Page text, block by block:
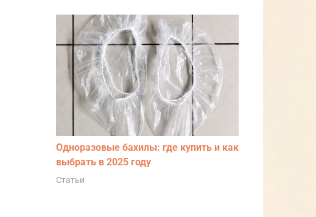
Одноразовые бахилы: где купить и как
выбрать в 2025 году
Статьи